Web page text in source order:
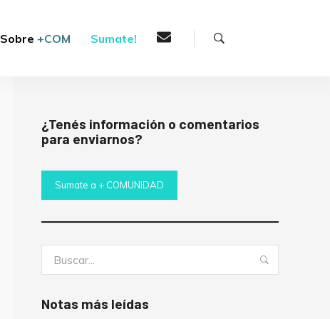
Sobre+COM Sumate!
¿Tenés información o comentarios
para enviarnos?
Sumate a + COMUNIDAD
Notas más leídas